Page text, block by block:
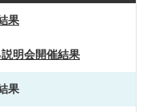
果
明会開催結果
果